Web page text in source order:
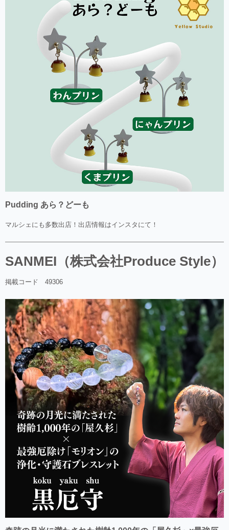
Pudding あら？どーも
マルシェにも多数出店！出店情報はインスタにて！
SANMEI（株式会社Produce Style）
掲載コード 49306